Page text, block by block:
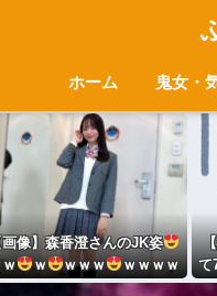
ホーム 鬼女・
像】森香澄さんのJK姿
ｗ ｗｗｗ
ｗｗｗｗ
ｗｗ
て